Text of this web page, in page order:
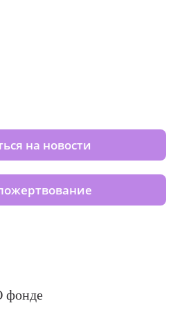
на новости
фонде